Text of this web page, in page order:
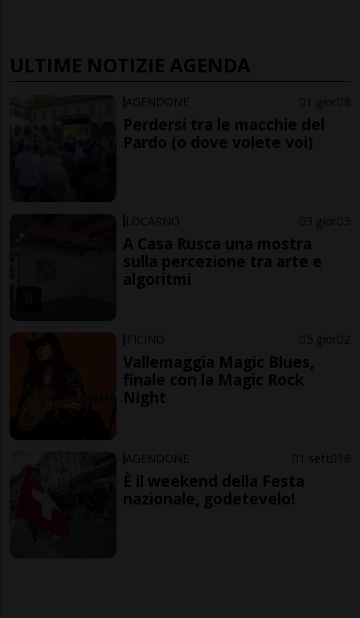
ULTIME NOTIZIE AGENDA
AGENDONE 1 gior 8
Perdersi tra le macchie del
Pardo (o dove volete voi)
LOCARNO 3 gior 3
A Casa Rusca una mostra
sulla percezione tra arte e
algoritmi
TICINO 5 gior 2
Vallemaggia Magic Blues,
finale con la Magic Rock
Night
AGENDONE 1 sett 18
È il weekend della Festa
nazionale, godetevelo!